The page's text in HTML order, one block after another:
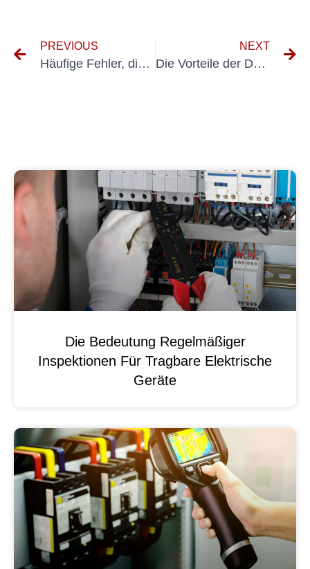
PREVIOUS
Häufige Fehler, die es bei der Erstellung von Prüf- und Messprotokollen für elektrische Anlagen zu vermeiden gilt
NEXT
Die Vorteile der DGUV V3-Prüfung für Schutzklasse 3 im Arbeitsschutz
Die Bedeutung Regelmäßiger
Inspektionen Für Tragbare Elektrische
Geräte